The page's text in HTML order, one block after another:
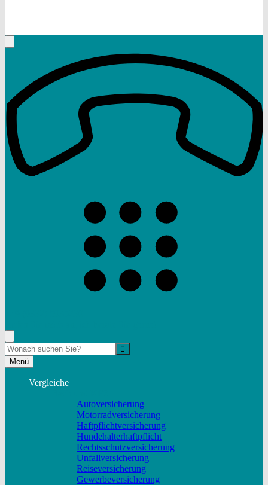
Menü
Vergleiche
Autoversicherung
Motorradversicherung
Haftpflichtversicherung
Hundehalterhaftpflicht
Rechtsschutzversicherung
Unfallversicherung
Reiseversicherung
Gewerbeversicherung